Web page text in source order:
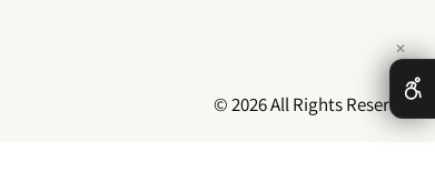
© 2026 All Rights Reserved
✕